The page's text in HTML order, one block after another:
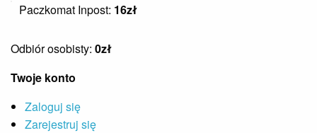
Paczkomat Inpost: 16zł
Odbiór osobisty: 0zł
Twoje konto
Zaloguj się
Zarejestruj się